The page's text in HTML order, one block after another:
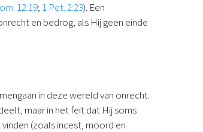
12:19; 1 Pet. 2:23). Een
en bedrog, als Hij geen einde
in deze wereld van onrecht.
maar in het feit dat Hij soms
(zoals incest, moord en